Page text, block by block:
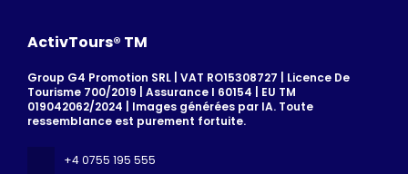
ActivTours® TM
Group G4 Promotion SRL | VAT RO15308727 | Licence De
Tourisme 700/2019 | Assurance I 60154 | EU TM
019042062/2024 | Images générées par IA. Toute
ressemblance est purement fortuite.
+4 0755 195 555